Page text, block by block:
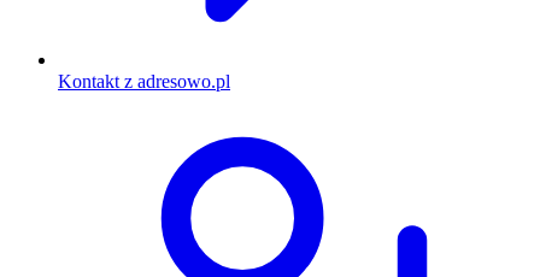
Kontakt z adresowo.pl